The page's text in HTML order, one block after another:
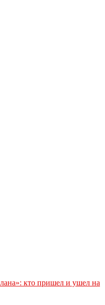
кто пришел и ушел на